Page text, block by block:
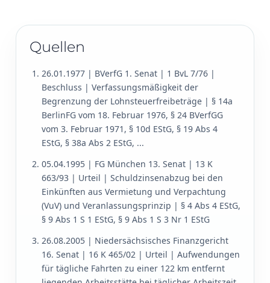
Quellen
26.01.1977 | BVerfG 1. Senat | 1 BvL 7/76 |
Beschluss | Verfassungsmäßigkeit der
Begrenzung der Lohnsteuerfreibeträge | § 14a
BerlinFG vom 18. Februar 1976, § 24 BVerfGG
vom 3. Februar 1971, § 10d EStG, § 19 Abs 4
EStG, § 38a Abs 2 EStG, ...
05.04.1995 | FG München 13. Senat | 13 K
663/93 | Urteil | Schuldzinsenabzug bei den
Einkünften aus Vermietung und Verpachtung
(VuV) und Veranlassungsprinzip | § 4 Abs 4 EStG,
§ 9 Abs 1 S 1 EStG, § 9 Abs 1 S 3 Nr 1 EStG
26.08.2005 | Niedersächsisches Finanzgericht
16. Senat | 16 K 465/02 | Urteil | Aufwendungen
für tägliche Fahrten zu einer 122 km entfernt